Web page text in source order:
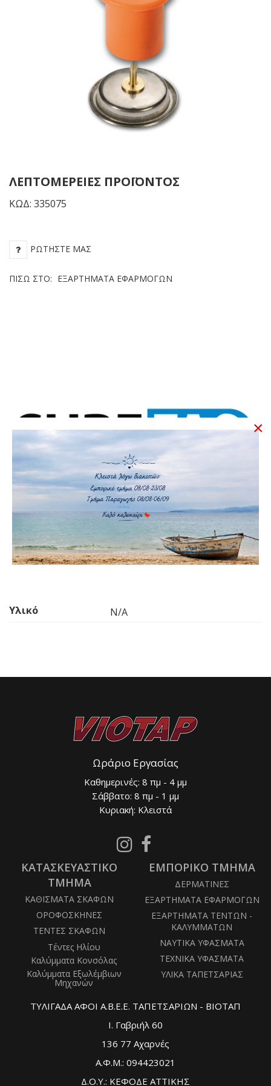
ΛΕΠΤΟΜΈΡΕΙΕΣ ΠΡΟΪΌΝΤΟΣ
ΚΩΔ: 335075
ΡΩΤΉΣΤΕ ΜΑΣ
ΠΊΣΩ ΣΤΟ: ΕΞΑΡΤΉΜΑΤΑ ΕΦΑΡΜΟΓΏΝ
Υλικό N/A
Ωράριο Εργασίας
Καθημερινές: 8 πμ - 4 μμ
Σάββατο: 8 πμ - 1 μμ
Κυριακή: Κλειστά
Follow
on
Facebook
ΚΑΤΑΣΚΕΥΑΣΤΙΚΟ
ΤΜΗΜΑ
ΚΑΘΙΣΜΑΤΑ ΣΚΑΦΩΝ
ΟΡΟΦΟΣΚΗΝΕΣ
ΤΕΝΤΕΣ ΣΚΑΦΩΝ
Τέντες Ηλίου
Καλύμματα Κονσόλας
Καλύμματα Εξωλέμβιων
Μηχανών
ΕΜΠΟΡΙΚΟ ΤΜΗΜΑ
ΔΕΡΜΑΤΙΝΕΣ
ΕΞΑΡΤΗΜΑΤΑ ΕΦΑΡΜΟΓΩΝ
ΕΞΑΡΤΗΜΑΤΑ ΤΕΝΤΩΝ -
ΚΑΛΥΜΜΑΤΩΝ
ΝΑΥΤΙΚΑ ΥΦΑΣΜΑΤΑ
ΤΕΧΝΙΚΑ ΥΦΑΣΜΑΤΑ
ΥΛΙΚΑ ΤΑΠΕΤΣΑΡΙΑΣ
ΤΥΛΙΓΑΔΑ ΑΦΟΙ Α.Β.Ε.Ε. ΤΑΠΕΤΣΑΡΙΩΝ - ΒΙΟΤΑΠ
Ι. Γαβριήλ 60
136 77 Αχαρνές
Α.Φ.Μ.: 094423021
Δ.Ο.Υ.: ΚΕΦΟΔΕ ΑΤΤΙΚΗΣ
×